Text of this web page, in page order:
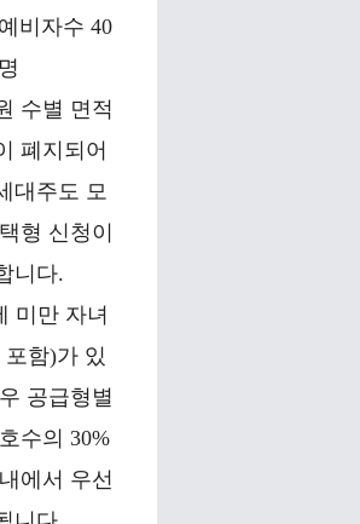
예비자수 40
명
수별 면적
폐지되어
대주도 모
형 신청이
니다.
미만 자녀
포함)가 있
공급형별
수의 30%
에서 우선